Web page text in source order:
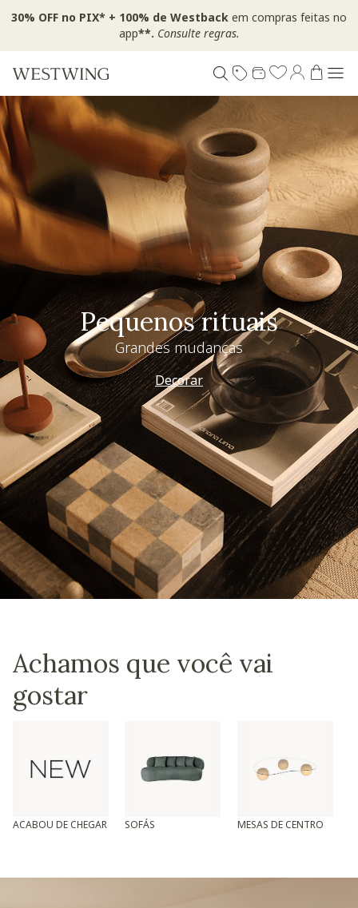
30% OFF no PIX* + 100% de Westback em compras feitas no
app**. Consulte regras.
Pequenos rituais
Grandes mudanças
Decorar
Achamos que você vai
gostar
ACABOU DE CHEGAR SOFÁS MESAS DE CENTRO